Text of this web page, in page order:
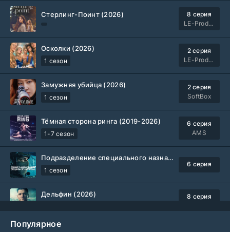
Стерлинг-Поинт (2026)
8 серия
LE-Production
Осколки (2026)
1 сезон
2 серия
LE-Production
Замужняя убийца (2026)
1 сезон
2 серия
SoftBox
Тёмная сторона ринга (2019-2026)
1-7 сезон
6 серия
AMS
Подразделение специального назначения (2026)
1 сезон
6 серия
Дельфин (2026)
8 серия
Популярное